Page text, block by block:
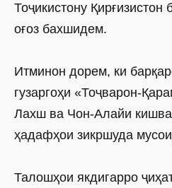
Тоҷикистону
оғоз бахшидем.
Итминон дорем, ки
гузаргоҳи «Тоҷварон-
Лахш ва Чон-Алайи
ҳадафҳои зикршуда
Талошҳои якдигарро